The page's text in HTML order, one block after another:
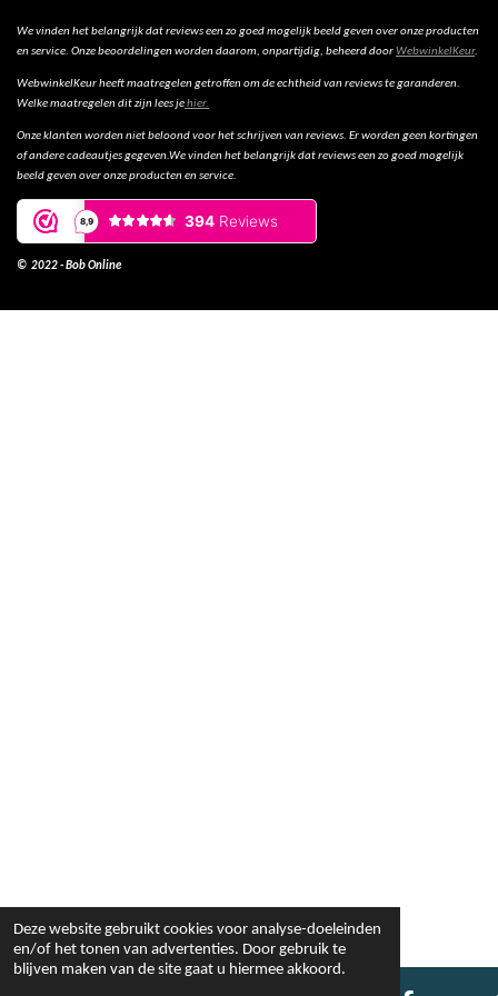
Deze website gebruikt cookies voor analyse-doeleinden
en/of het tonen van advertenties. Door gebruik te
blijven maken van de site gaat u hiermee akkoord.
We vinden het belangrijk dat reviews een zo goed mogelijk beeld geven over onze producten
en service. Onze beoordelingen worden daarom, onpartijdig, beheerd doorWebwinkelKeur.
WebwinkelKeur heeft maatregelen getroffen om de echtheid van reviews te garanderen.
Welke maatregelen dit zijn lees jehier.
Onze klanten worden niet beloond voor het schrijven van reviews. Er worden geen kortingen
of andere cadeautjes gegeven.We vinden het belangrijk dat reviews een zo goed mogelijk
beeld geven over onze producten en service.
© 2022 - Bob Online